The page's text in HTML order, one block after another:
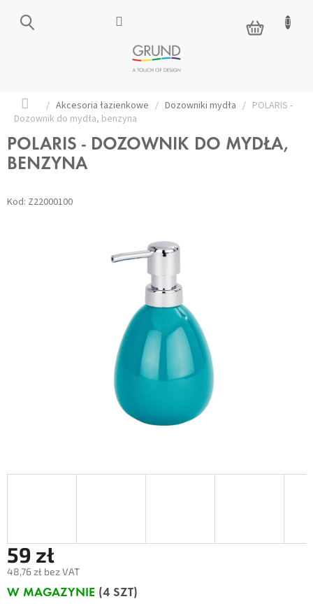
KOSZYK
Home
/ Akcesoria łazienkowe / Dozowniki mydła / POLARIS -
Dozownik do mydła, benzyna
POLARIS - DOZOWNIK DO MYDŁA,
BENZYNA
Kod: Z22000100
59 zł
48,76 zł bez VAT
Cena
W MAGAZYNIE (4 SZT)